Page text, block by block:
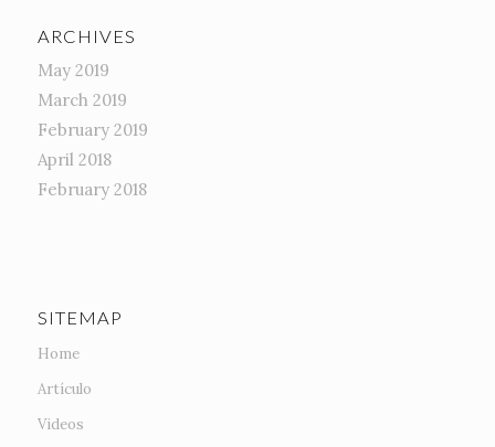
ARCHIVES
May 2019
March 2019
February 2019
April 2018
February 2018
SITEMAP
Home
Artículo
Videos